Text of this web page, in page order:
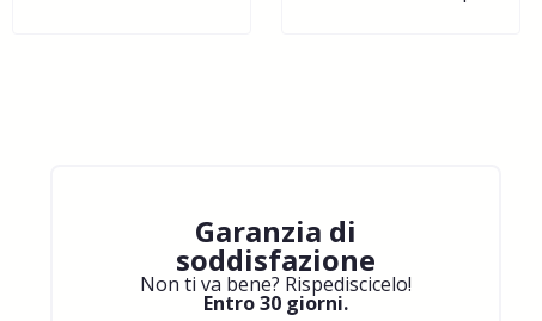
Garanzia di
soddisfazione
Non ti va bene? Rispediscicelo!
Entro 30 giorni.